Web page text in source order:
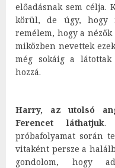
előadásnak sem célja.
körül, de úgy, hogy
remélem, hogy a
miközben nevettek
még sokáig a
hozzá.
Harry, az utolsó
Ferencet láthatjuk.
próbafolyamat során
vitaként persze a
gondolom, hogy